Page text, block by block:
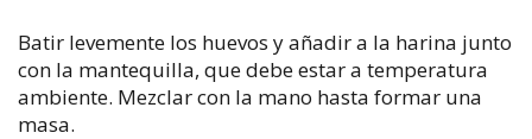
Batir levemente los huevos y añadir a la harina junto
con la mantequilla, que debe estar a temperatura
ambiente. Mezclar con la mano hasta formar una
masa.